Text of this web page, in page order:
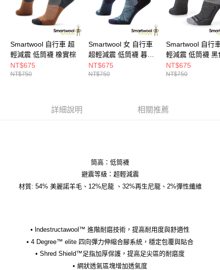
Smartwool 自行車 超
輕減震 低筒襪 橡實棕
NT$675
NT$750
Smartwool 女 自行車
超輕減震 低筒襪 暮光
藍
NT$675
NT$750
Smartwool 自行
輕減震 低筒襪 黑
NT$675
NT$750
詳細說明 相關推薦
筒高：低筒襪
避震等級：超輕減震
材質: 54% 美麗諾羊毛、12%尼龍 、32%再生尼龍、2%彈性纖維
• lndestructawool™ 進階耐磨技術，提高耐用度與舒適性
• 4 Degree™ elite 四向彈力伸縮合腳系統，穩定包覆與貼合
• Shred Shield™足指加厚保護，提高足尖區的耐磨度
• 網狀透氣區塊增加透氣度